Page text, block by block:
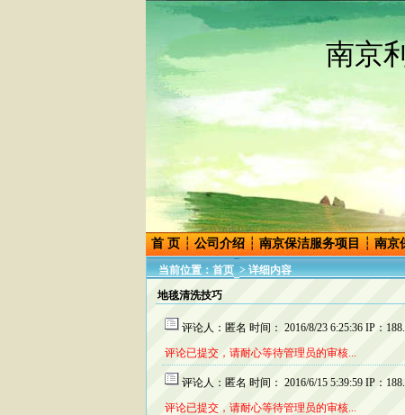
南京
首 页 ┆ 公司介绍 ┆ 南京保洁服务项目 ┆ 南京
当前位置：首页 > 详细内容
地毯清洗技巧
评论人：匿名 时间： 2016/8/23 6:25:36 IP：
评论已提交，请耐心等待管理员的审核...
评论人：匿名 时间： 2016/6/15 5:39:59 IP：
评论已提交，请耐心等待管理员的审核...